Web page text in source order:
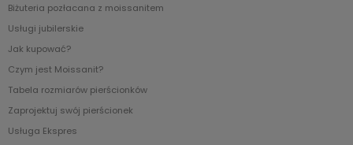
Biżuteria pozłacana z moissanitem
Usługi jubilerskie
Jak kupować?
Czym jest Moissanit?
Tabela rozmiarów pierścionków
Zaprojektuj swój pierścionek
Usługa Ekspres